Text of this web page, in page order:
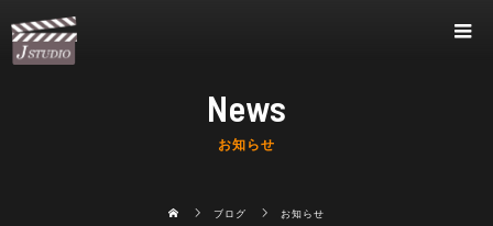
News
お知らせ
ブログ お知らせ